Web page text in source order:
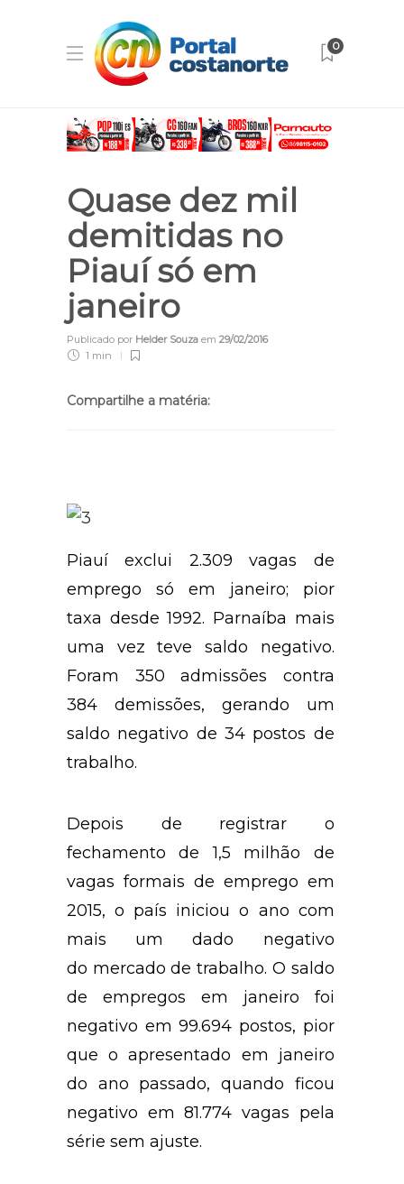
0
Quase dez mil
demitidas no
Piauí só em
janeiro
Publicado por Helder Souza em 29/02/2016
1 min
Compartilhe a matéria:
Piauí exclui 2.309 vagas de
emprego só em janeiro; pior
taxa desde 1992. Parnaíba mais
uma vez teve saldo negativo.
Foram 350 admissões contra
384 demissões, gerando um
saldo negativo de 34 postos de
trabalho.
Depois de registrar o
fechamento de 1,5 milhão de
vagas formais de emprego em
2015, o país iniciou o ano com
mais um dado negativo
do mercado de trabalho. O saldo
de empregos em janeiro foi
negativo em 99.694 postos, pior
que o apresentado em janeiro
do ano passado, quando ficou
negativo em 81.774 vagas pela
série sem ajuste.